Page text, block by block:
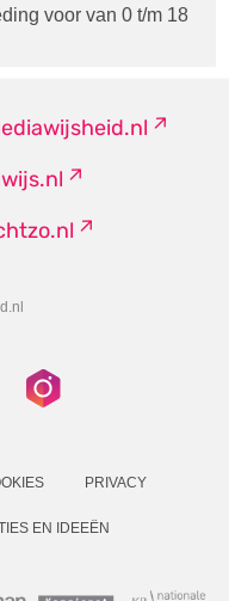
voor van 0 t/m 18
PRIVACY
EN IDEEËN